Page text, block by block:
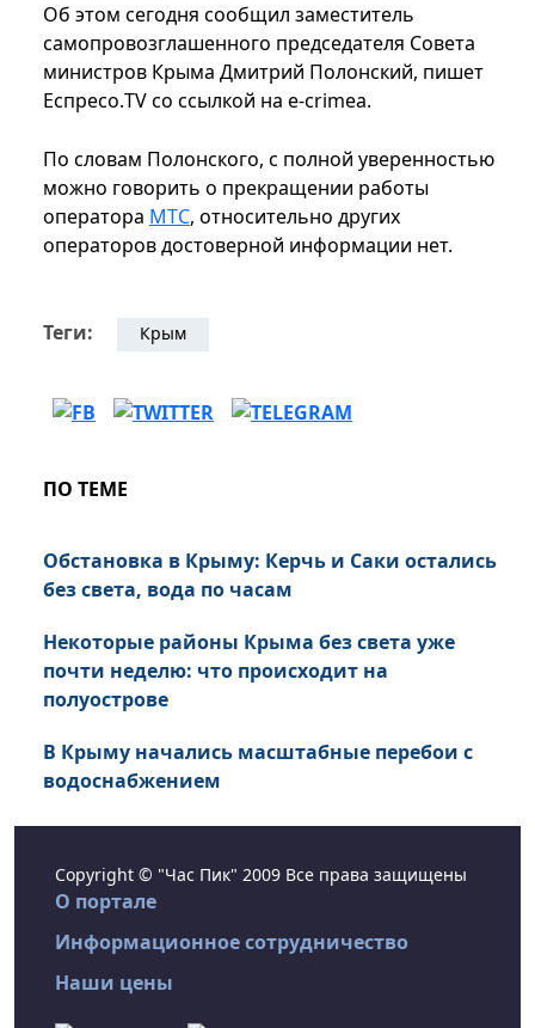
Об этом сегодня сообщил заместитель
самопровозглашенного председателя Совета
министров Крыма Дмитрий Полонский, пишет
Еспресо.TV со ссылкой на e-crimea.
По словам Полонского, с полной уверенностью
можно говорить о прекращении работы
оператора МТС, относительно других
операторов достоверной информации нет.
Теги: Крым
ПО ТЕМЕ
Обстановка в Крыму: Керчь и Саки остались
без света, вода по часам
Некоторые районы Крыма без света уже
почти неделю: что происходит на
полуострове
В Крыму начались масштабные перебои с
водоснабжением
Copyright © "Час Пик" 2009 Все права защищены
О портале
Информационное сотрудничество
Наши цены